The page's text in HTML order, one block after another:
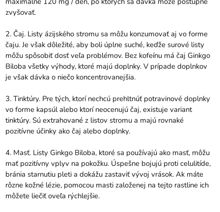
zvyšovať.
2. Čaj. Listy ázijského stromu sa môžu konzumovať aj vo forme
čaju. Je však dôležité, aby boli úplne suché, keďže surové listy
môžu spôsobiť dosť veľa problémov. Bez kofeínu má čaj Ginkgo
Biloba všetky výhody, ktoré majú doplnky. V prípade doplnkov
je však dávka o niečo koncentrovanejšia.
3. Tinktúry. Pre tých, ktorí nechcú prehltnúť potravinové doplnky
vo forme kapsúl alebo ktorí neocenujú čaj, existuje variant
tinktúry. Sú extrahované z listov stromu a majú rovnaké
pozitívne účinky ako čaj alebo doplnky.
4. Masť. Listy Ginkgo Biloba, ktoré sa používajú ako masť, môžu
mať pozitívny vplyv na pokožku. Úspešne bojujú proti celulitíde,
bránia starnutiu pleti a dokážu zastaviť vývoj vrások. Ak máte
rôzne kožné lézie, pomocou masti založenej na tejto rastline ich
môžete liečiť oveľa rýchlejšie.